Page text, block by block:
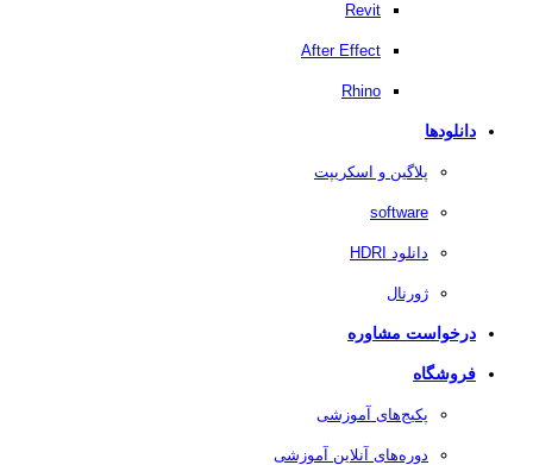
Revit
After Effect
Rhino
دانلودها
پلاگین و اسکریپت
software
دانلود HDRI
ژورنال
درخواست مشاوره
فروشگاه
پکیج‌های آموزشی
دوره‌های آنلاین آموزشی